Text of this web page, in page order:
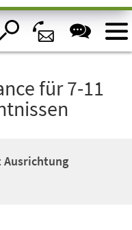
für 7-11
Ausrichtung